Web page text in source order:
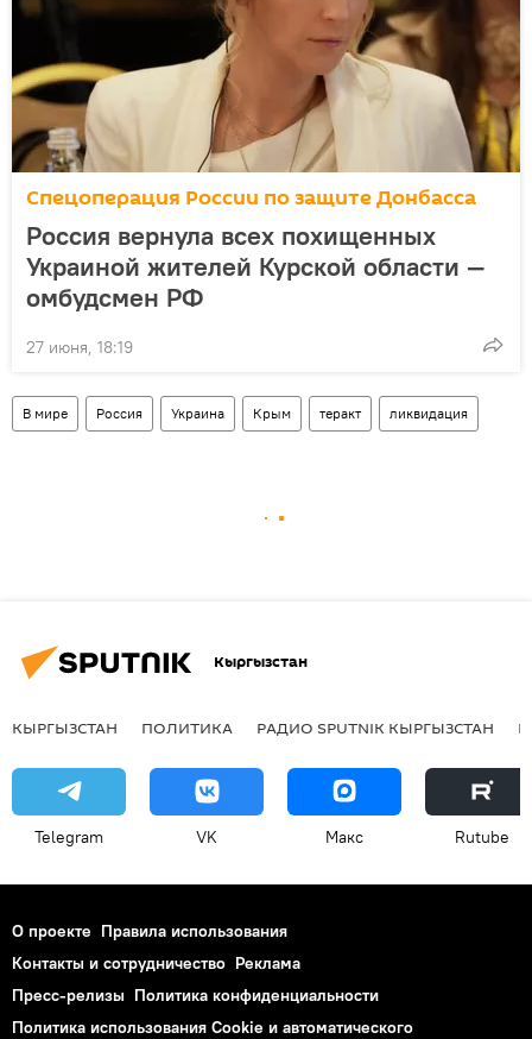
Спецоперация России по защите Донбасса
Россия вернула всех похищенных
Украиной жителей Курской области —
омбудсмен РФ
27 июня, 18:19
В мире Россия Украина Крым теракт ликвидация
Кыргызстан
КЫРГЫЗСТАН ПОЛИТИКА РАДИО SPUTNIK КЫРГЫЗСТАН
Telegram VK Макс Rutube
О проекте Правила использования
Контакты и сотрудничество Реклама
Пресс-релизы Политика конфиденциальности
Политика использования Cookie и автоматического